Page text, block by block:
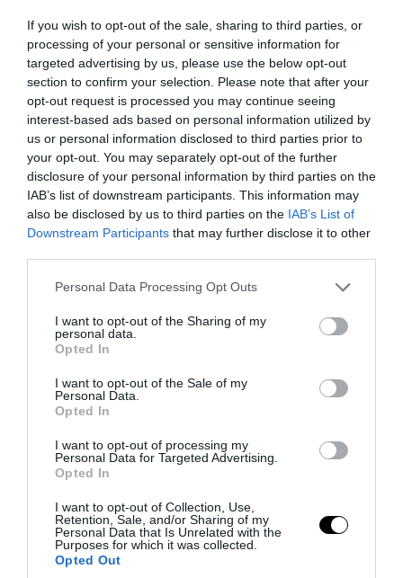
If you wish to opt-out of the sale, sharing to third parties, or
processing of your personal or sensitive information for
targeted advertising by us, please use the below opt-out
section to confirm your selection. Please note that after your
opt-out request is processed you may continue seeing
interest-based ads based on personal information utilized by
us or personal information disclosed to third parties prior to
your opt-out. You may separately opt-out of the further
disclosure of your personal information by third parties on the
IAB’s list of downstream participants. This information may
also be disclosed by us to third parties on the IAB’s List of
Downstream Participants that may further disclose it to other
Please note that this website/app uses one or more Google
not limited to your visit or usage behaviour. You may click to
grant or deny consent to Google and its third-party tags to
use your data for below specified purposes in below Google
consent section.
Personal Data Processing Opt Outs
I want to opt-out of the Sharing of my
personal data.
Opted In
I want to opt-out of the Sale of my
Personal Data.
Opted In
I want to opt-out of processing my
Personal Data for Targeted Advertising.
Opted In
I want to opt-out of Collection, Use,
Retention, Sale, and/or Sharing of my
Personal Data that Is Unrelated with the
Purposes for which it was collected.
Opted Out
07.08.2026 | 14:48
Σεισμική δόνηση 3,6 Ρίχτερ ανοιχτά της
Ρόδου
07.08.2026 | 10:46